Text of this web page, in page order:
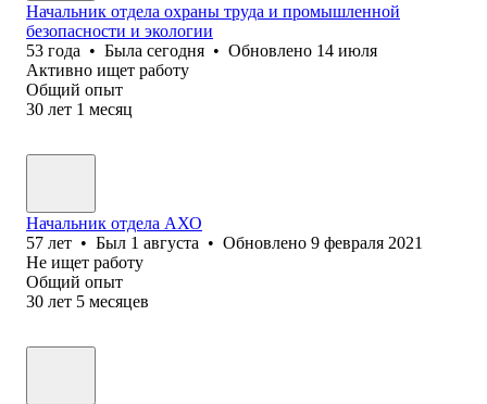
Начальник отдела охраны труда и промышленной
безопасности и экологии
53 года • Была сегодня • Обновлено 14 июля
Активно ищет работу
Общий опыт
30 лет 1 месяц
Начальник отдела АХО
57 лет • Был 1 августа • Обновлено 9 февраля 2021
Не ищет работу
Общий опыт
30 лет 5 месяцев